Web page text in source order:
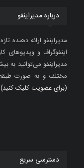
درباره مدیراینفو
مدیراینفو ارائه دهنده
اینفوگراف و ویدیوهای
مختلف و به صورت
(برای عضویت کلیک کنید)
دسترسی سریع